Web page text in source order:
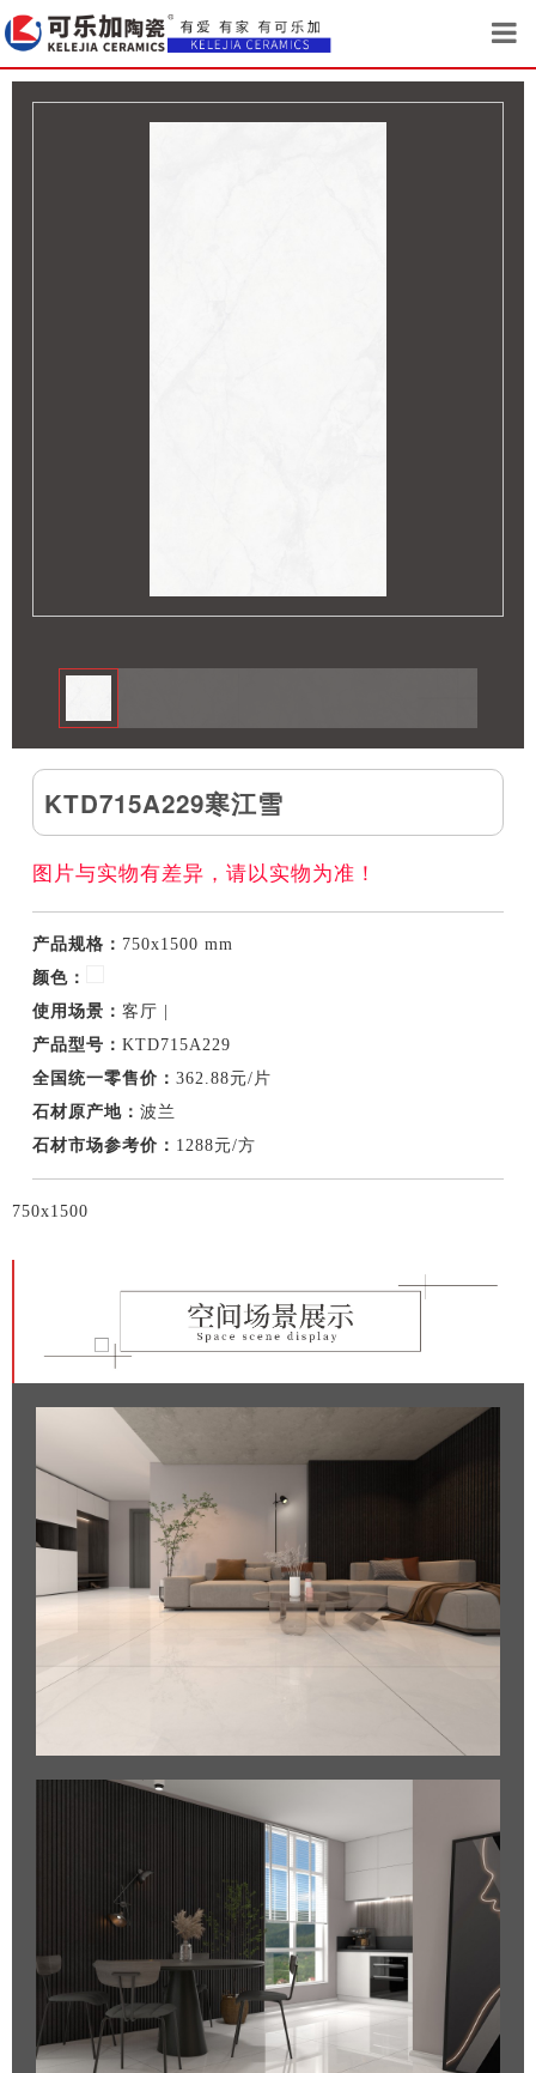
KTD715A229寒江雪
图片与实物有差异，请以实物为准！
产品规格： 750x1500 mm
颜色：
使用场景：客厅 |
产品型号：KTD715A229
全国统一零售价：362.88元/片
石材原产地：波兰
石材市场参考价： 1288元/方
750x1500